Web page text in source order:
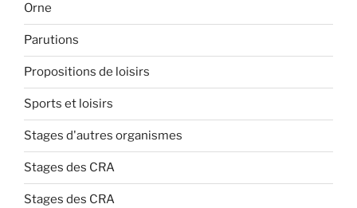
Orne
Parutions
Propositions de loisirs
Sports et loisirs
Stages d'autres organismes
Stages des CRA
Stages des CRA